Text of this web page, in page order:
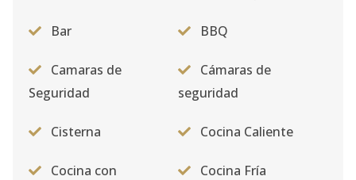
Bar BBQ
Camaras de
Seguridad
Cámaras de
seguridad
Cisterna Cocina Caliente
Cocina con
Cocina Fría